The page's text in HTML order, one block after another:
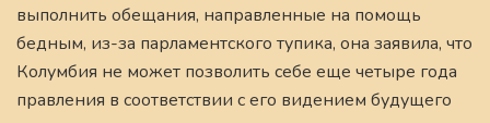
выполнить обещания, направленные на помощь
бедным, из-за парламентского тупика, она заявила, что
Колумбия не может позволить себе еще четыре года
правления в соответствии с его видением будущего